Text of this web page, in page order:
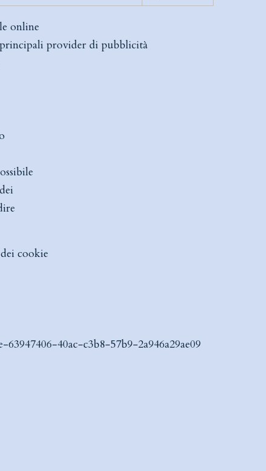
online
provider di pubblicità
cookie
40ac-c3b8-57b9-2a946a29ae09